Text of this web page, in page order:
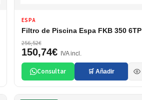
ESPA
Filtro de Piscina Espa FKB 350 6TP
256,52€
150,74€ IVA incl.
Consultar 🛒 Añadir